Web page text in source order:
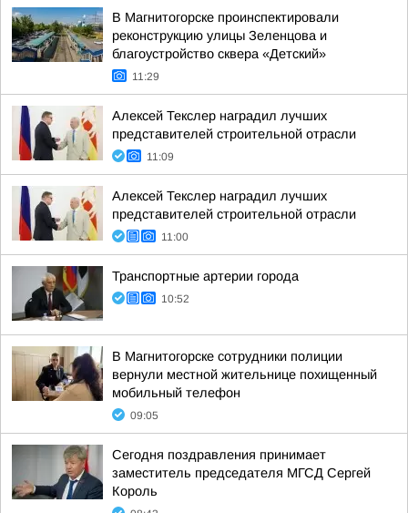
В Магнитогорске проинспектировали
реконструкцию улицы Зеленцова и
благоустройство сквера «Детский»
11:29
Алексей Текслер наградил лучших
представителей строительной отрасли
11:09
Алексей Текслер наградил лучших
представителей строительной отрасли
11:00
Транспортные артерии города
10:52
В Магнитогорске сотрудники полиции
вернули местной жительнице похищенный
мобильный телефон
09:05
Сегодня поздравления принимает
заместитель председателя МГСД Сергей
Король